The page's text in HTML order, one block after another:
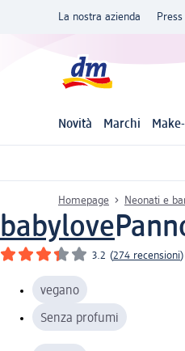
La nostra azienda
Novità Marchi
Homepage Neonati e
babylove
3.2 (274 recensioni)
vegano
Senza profumi